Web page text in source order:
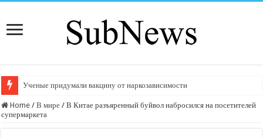
Ученые придумали вакцину от наркозависимости
Home / В мире / В Китае разъяренный буйвол набросился на посетителей
супермаркета